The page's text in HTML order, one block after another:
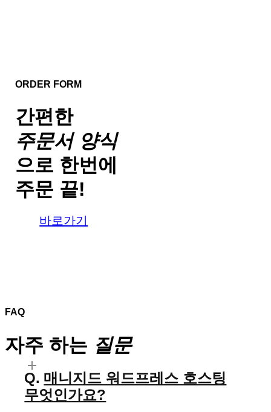
ORDER FORM
간편한
주문서 양식
으로 한번에
주문 끝!
바로가기
FAQ
자주 하는 질문
매니지드 워드프레스 호스팅
무엇인가요?